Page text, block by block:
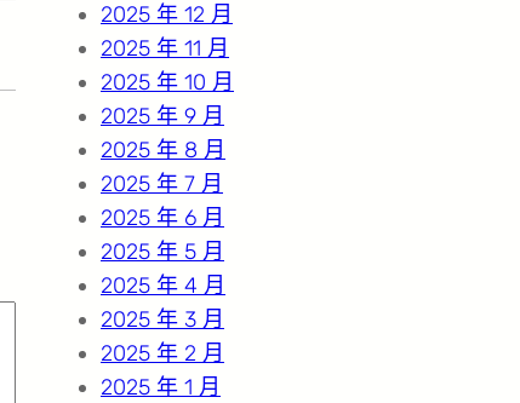
2025 年 12 月
2025 年 11 月
2025 年 10 月
2025 年 9 月
2025 年 8 月
2025 年 7 月
2025 年 6 月
2025 年 5 月
2025 年 4 月
2025 年 3 月
2025 年 2 月
2025 年 1 月